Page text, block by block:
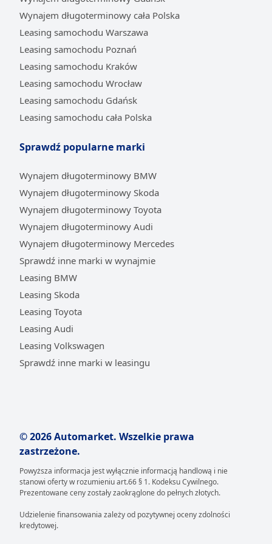
nowy model to także dostęp do najnowszych
technologii i systemów bezpieczeństwa.
Nowoczesne ISUZU D-Max to pojazd niezwykle
wszechstronny, który z powodzeniem pełni rolę
zarówno wytrzymałego auta do pracy, jak i
komfortowego środka transportu dla całej rodziny.
Jego imponująca ładowność oraz zdolność do
partnerem w biznesie. Jednocześnie przestronna,
takie jak system multimedialny czy zaawansowane
systemy asystujące kierowcy, zapewniają wysoki
komfort podróży na długich dystansach. Dzięki
zaawansowanemu napędowi na cztery koła samochód
ten doskonale sprawdza się w trudnym terenie.
Wynajem długoterminowy ISUZU – co warto
wiedzieć?
Wynajem długoterminowy
wszystkim przewidywalnością kosztów. Użytkownik
ponosi stałą, miesięczną opłatę, która obejmuje nie
tylko finansowanie samego pojazdu, ale często
również pełen pakiet usług dodatkowych. W skład raty
wchodzi ubezpieczenie OC/AC, regularne przeglądy
wymaga też angażowania dużych środków, co
pozwala zachować płynność finansową i przeznaczyć
kapitał na inne cele.
Prostota i wygoda to kolejne zalety tej formy
na siebie większość obowiązków administracyjnych
związanych z posiadaniem samochodu. To ona
Wynajem długoterminowy cała Polska
Leasing samochodu Warszawa
Leasing samochodu Poznań
Leasing samochodu Kraków
Leasing samochodu Wrocław
Leasing samochodu Gdańsk
Leasing samochodu cała Polska
Sprawdź popularne marki
Wynajem długoterminowy BMW
Wynajem długoterminowy Skoda
Wynajem długoterminowy Toyota
Wynajem długoterminowy Audi
Wynajem długoterminowy Mercedes
Sprawdź inne marki w wynajmie
Leasing BMW
Leasing Skoda
Leasing Toyota
Leasing Audi
Leasing Volkswagen
Sprawdź inne marki w leasingu
© 2026 Automarket. Wszelkie prawa
zastrzeżone.
Powyższa informacja jest wyłącznie informacją handlową i nie
stanowi oferty w rozumieniu art.66 § 1. Kodeksu Cywilnego.
Prezentowane ceny zostały zaokrąglone do pełnych złotych.
Udzielenie finansowania zależy od pozytywnej oceny zdolności
kredytowej.